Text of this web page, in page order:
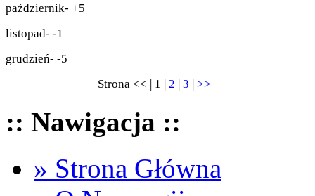
październik- +5
listopad- -1
grudzień- -5
Strona << | 1 | 2 | 3 | >>
:: Nawigacja ::
» Strona Główna